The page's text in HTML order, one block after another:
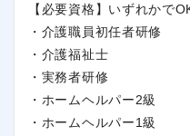
【必要資格】いずれかで
・介護職員初任者研修
・介護福祉士
・実務者研修
・ホームヘルパー2級
・ホームヘルパー1級